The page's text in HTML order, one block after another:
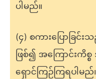
ပါမည်။
(၄) စကားပြောခြ
ဖြစ်၍ အကြောင်းကိစ္
ရှောင်ကြဉ်ကြရပါမည်